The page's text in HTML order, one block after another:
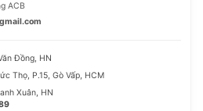
ACB
Đồng, HN
Thọ, P.15, Gò Vấp, HCM
Xuân, HN